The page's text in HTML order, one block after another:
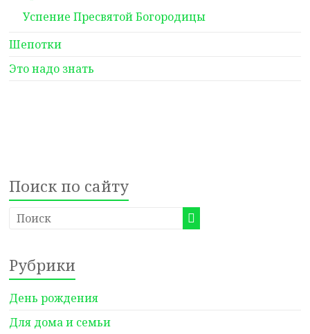
Успение Пресвятой Богородицы
Шепотки
Это надо знать
Поиск по сайту
Рубрики
День рождения
Для дома и семьи